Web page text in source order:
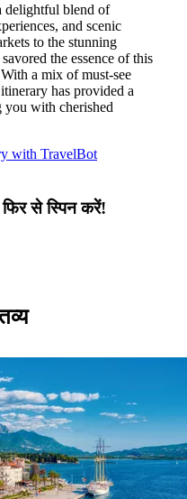
delightful blend of
and scenic
to the stunning
the essence of this
a mix of must-see
has provided a
you with cherished
with TravelBot
फिर से स्पिन करें!